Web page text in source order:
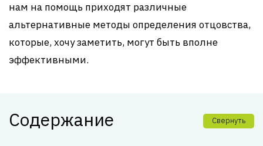
нам на помощь приходят различные
альтернативные методы определения отцовства,
которые, хочу заметить, могут быть вполне
эффективными.
Содержание Свернуть